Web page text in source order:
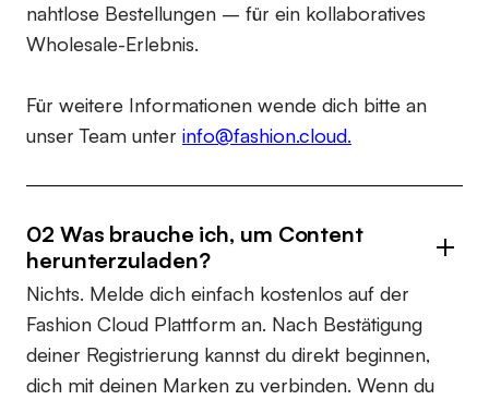
nahtlose Bestellungen – für ein kollaboratives
Wholesale-Erlebnis.
Für weitere Informationen wende dich bitte an
unser Team unter info@fashion.cloud.
02 Was brauche ich, um Content
herunterzuladen?
Nichts. Melde dich einfach kostenlos auf der
Fashion Cloud Plattform an. Nach Bestätigung
deiner Registrierung kannst du direkt beginnen,
dich mit deinen Marken zu verbinden. Wenn du